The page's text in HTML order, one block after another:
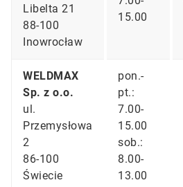
Libelta 21
88-100
Inowrocław
15.00
WELDMAX
Sp. z o.o.
ul.
Przemysłowa
2
86-100
Świecie
pon.-
pt.:
7.00-
15.00
sob.:
8.00-
13.00